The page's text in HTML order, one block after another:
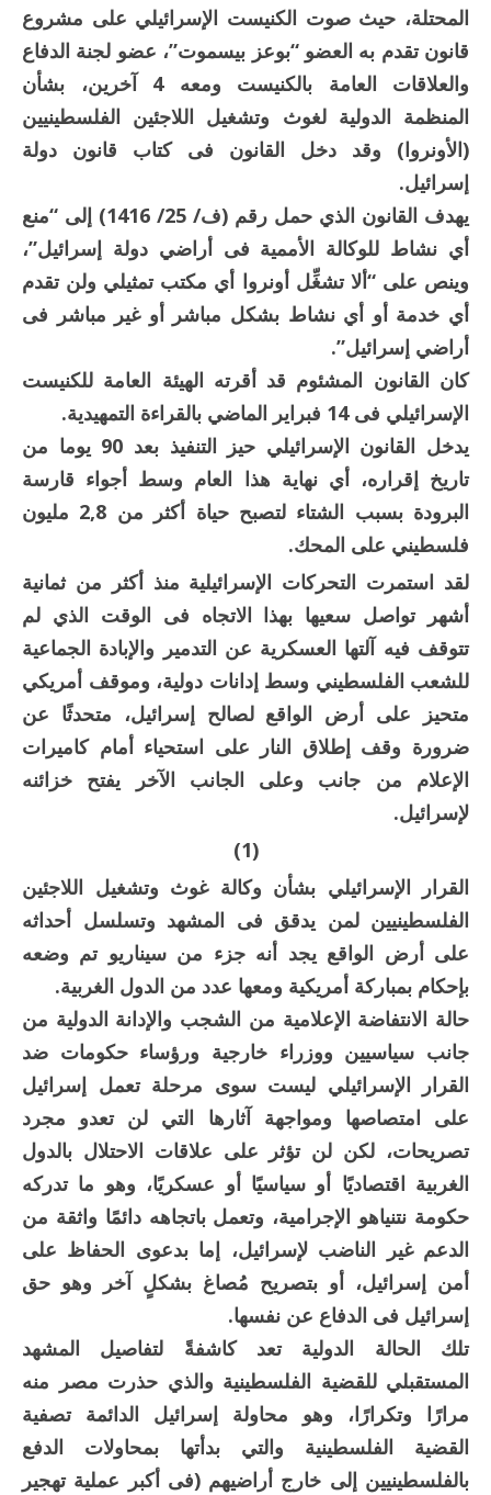
المحتلة، حيث صوت الكنيست الإسرائيلي على مشروع
قانون تقدم به العضو “بوعز بيسموت”، عضو لجنة الدفاع
والعلاقات العامة بالكنيست ومعه 4 آخرين، بشأن
المنظمة الدولية لغوث وتشغيل اللاجئين الفلسطينيين
(الأونروا) وقد دخل القانون فى كتاب قانون دولة
إسرائيل.
يهدف القانون الذي حمل رقم (ف/ 25/ 1416) إلى “منع
أي نشاط للوكالة الأممية فى أراضي دولة إسرائيل”،
وينص على “ألا تشغِّل أونروا أي مكتب تمثيلي ولن تقدم
أي خدمة أو أي نشاط بشكل مباشر أو غير مباشر فى
أراضي إسرائيل”.
كان القانون المشئوم قد أقرته الهيئة العامة للكنيست
الإسرائيلي فى 14 فبراير الماضي بالقراءة التمهيدية.
يدخل القانون الإسرائيلي حيز التنفيذ بعد 90 يوما من
تاريخ إقراره، أي نهاية هذا العام وسط أجواء قارسة
البرودة بسبب الشتاء لتصبح حياة أكثر من 2,8 مليون
فلسطيني على المحك.
لقد استمرت التحركات الإسرائيلية منذ أكثر من ثمانية
أشهر تواصل سعيها بهذا الاتجاه فى الوقت الذي لم
تتوقف فيه آلتها العسكرية عن التدمير والإبادة الجماعية
للشعب الفلسطيني وسط إدانات دولية، وموقف أمريكي
متحيز على أرض الواقع لصالح إسرائيل، متحدثًا عن
ضرورة وقف إطلاق النار على استحياء أمام كاميرات
الإعلام من جانب وعلى الجانب الآخر يفتح خزائنه
لإسرائيل.
القرار الإسرائيلي بشأن وكالة غوث وتشغيل اللاجئين
الفلسطينيين لمن يدقق فى المشهد وتسلسل أحداثه
على أرض الواقع يجد أنه جزء من سيناريو تم وضعه
بإحكام بمباركة أمريكية ومعها عدد من الدول الغربية.
حالة الانتفاضة الإعلامية من الشجب والإدانة الدولية من
جانب سياسيين ووزراء خارجية ورؤساء حكومات ضد
القرار الإسرائيلي ليست سوى مرحلة تعمل إسرائيل
على امتصاصها ومواجهة آثارها التي لن تعدو مجرد
تصريحات، لكن لن تؤثر على علاقات الاحتلال بالدول
الغربية اقتصاديًا أو سياسيًا أو عسكريًا، وهو ما تدركه
حكومة نتنياهو الإجرامية، وتعمل باتجاهه دائمًا واثقة من
الدعم غير الناضب لإسرائيل، إما بدعوى الحفاظ على
أمن إسرائيل، أو بتصريح مُصاغ بشكلٍ آخر وهو حق
إسرائيل فى الدفاع عن نفسها.
تلك الحالة الدولية تعد كاشفةً لتفاصيل المشهد
المستقبلي للقضية الفلسطينية والذي حذرت مصر منه
مرارًا وتكرارًا، وهو محاولة إسرائيل الدائمة تصفية
القضية الفلسطينية والتي بدأتها بمحاولات الدفع
بالفلسطينيين إلى خارج أراضيهم (فى أكبر عملية تهجير